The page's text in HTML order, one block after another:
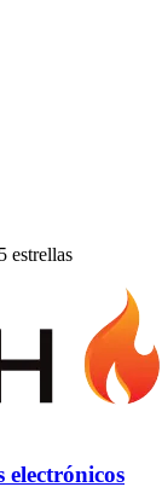
estrellas
electrónicos